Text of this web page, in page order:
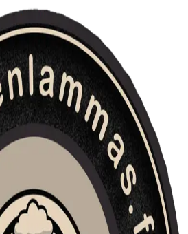
PuhujatMeistä